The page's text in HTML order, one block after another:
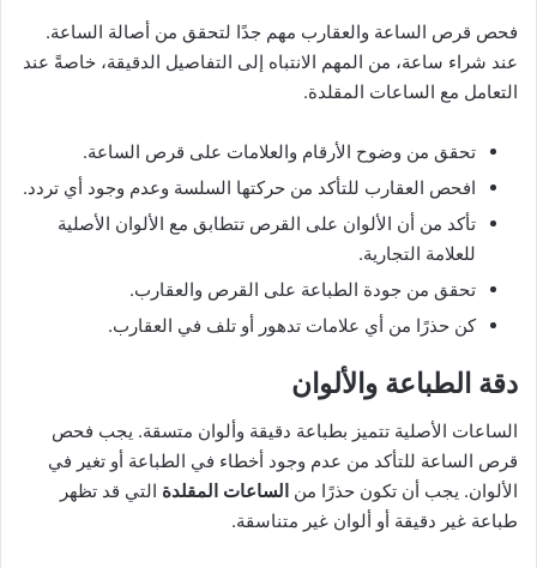
فحص قرص الساعة والعقارب مهم جدًا لتحقق من أصالة الساعة.
عند شراء ساعة، من المهم الانتباه إلى التفاصيل الدقيقة، خاصةً عند
التعامل مع الساعات المقلدة.
تحقق من وضوح الأرقام والعلامات على قرص الساعة.
افحص العقارب للتأكد من حركتها السلسة وعدم وجود أي تردد.
تأكد من أن الألوان على القرص تتطابق مع الألوان الأصلية
للعلامة التجارية.
تحقق من جودة الطباعة على القرص والعقارب.
كن حذرًا من أي علامات تدهور أو تلف في العقارب.
دقة الطباعة والألوان
الساعات الأصلية تتميز بطباعة دقيقة وألوان متسقة. يجب فحص
قرص الساعة للتأكد من عدم وجود أخطاء في الطباعة أو تغير في
الألوان. يجب أن تكون حذرًا من الساعات المقلدة التي قد تظهر
طباعة غير دقيقة أو ألوان غير متناسقة.